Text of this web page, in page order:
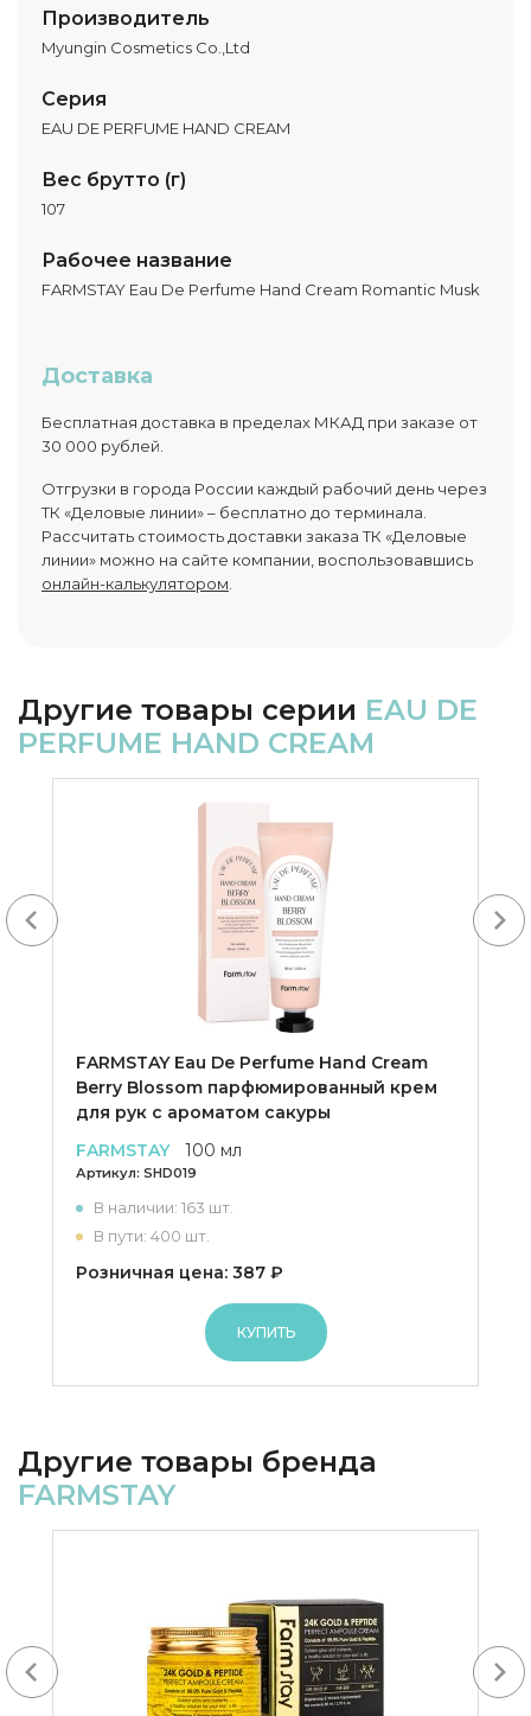
Производитель
Myungin Cosmetics Co.,Ltd
Серия
EAU DE PERFUME HAND CREAM
Вес брутто (г)
107
Рабочее название
FARMSTAY Eau De Perfume Hand Cream Romantic Musk
Доставка
Бесплатная доставка в пределах МКАД при заказе от
30 000 рублей.
Отгрузки в города России каждый рабочий день через
ТК «Деловые линии» – бесплатно до терминала.
Рассчитать стоимость доставки заказа ТК «Деловые
линии» можно на сайте компании, воспользовавшись
онлайн-калькулятором
Другие товары серии EAU DE
PERFUME HAND CREAM
FARMSTAY Eau De Perfume Hand Cream
Berry Blossom парфюмированный крем
для рук с ароматом сакуры
FARMSTAY
100 мл
Артикул: SHD019
В наличии: 163 шт.
В пути: 400 шт.
Розничная цена: 387 ₽
КУПИТЬ
Другие товары бренда
FARMSTAY
Next